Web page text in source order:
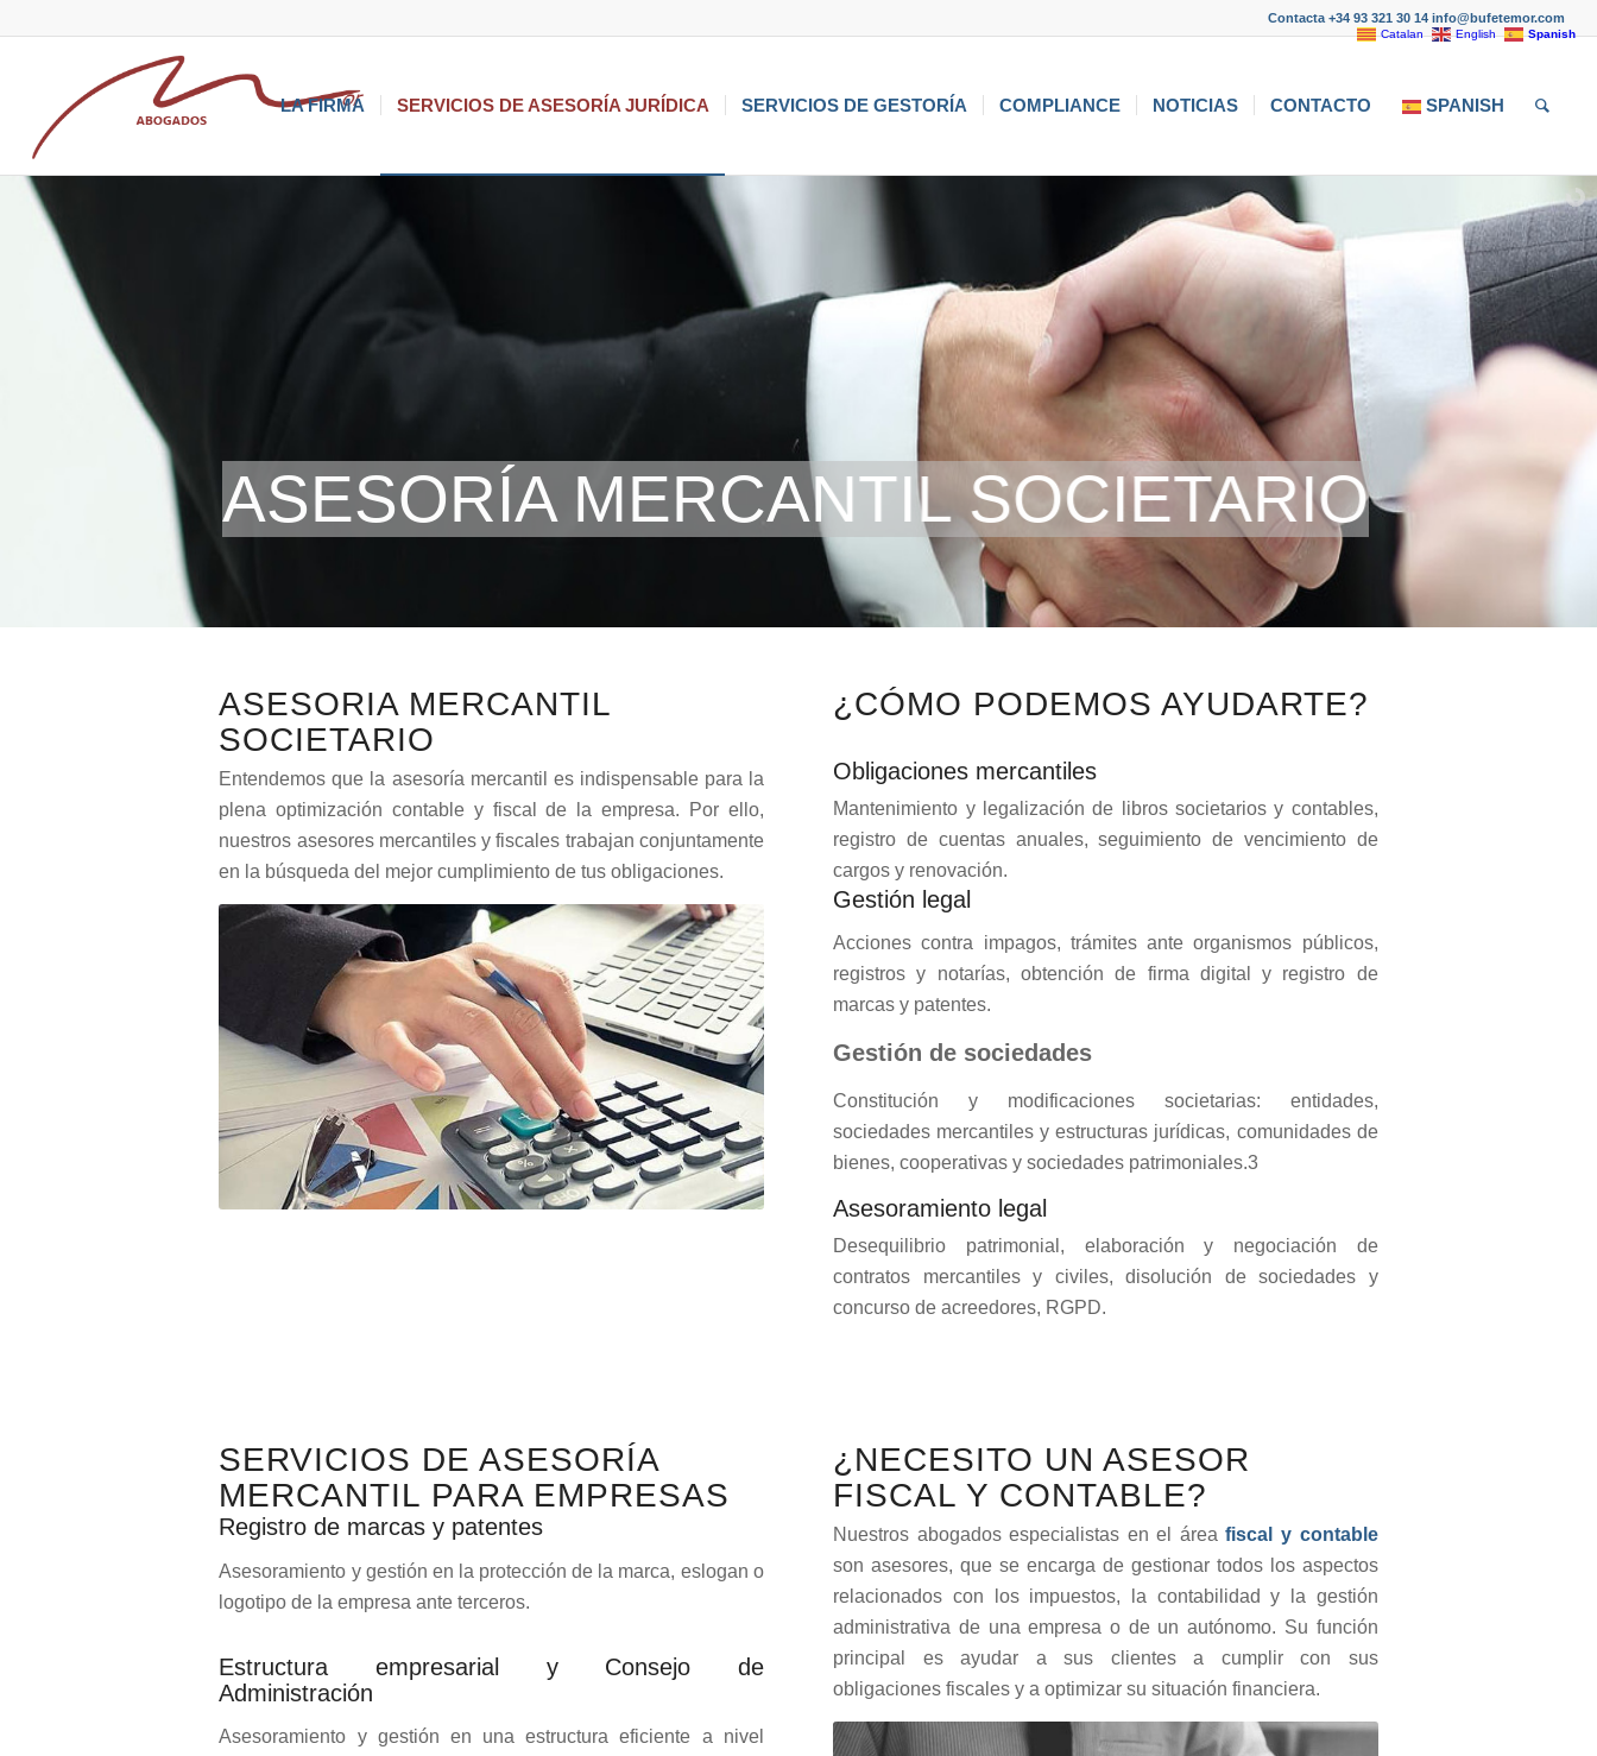
Contacta +34 93 321 30 14 info@bufetemor.com
LA FIRMA SERVICIOS DE ASESORÍA JURÍDICA SERVICIOS DE GESTORÍA COMPLIANCE NOTICIAS CONTACTO SPANISH
ASESORÍA MERCANTIL SOCIETARIO
ASESORIA MERCANTIL
SOCIETARIO
Entendemos que la asesoría mercantil es indispensable para la
plena optimización contable y fiscal de la empresa. Por ello,
nuestros asesores mercantiles y fiscales trabajan conjuntamente
en la búsqueda del mejor cumplimiento de tus obligaciones.
¿CÓMO PODEMOS AYUDARTE?
Obligaciones mercantiles
Mantenimiento y legalización de libros societarios y contables,
registro de cuentas anuales, seguimiento de vencimiento de
cargos y renovación.
Gestión legal
Acciones contra impagos, trámites ante organismos públicos,
registros y notarías, obtención de firma digital y registro de
marcas y patentes.
Gestión de sociedades
Constitución y modificaciones societarias: entidades,
sociedades mercantiles y estructuras jurídicas, comunidades de
bienes, cooperativas y sociedades patrimoniales.3
Asesoramiento legal
Desequilibrio patrimonial, elaboración y negociación de
contratos mercantiles y civiles, disolución de sociedades y
concurso de acreedores, RGPD.
SERVICIOS DE ASESORÍA
MERCANTIL PARA EMPRESAS
Registro de marcas y patentes
Asesoramiento y gestión en la protección de la marca, eslogan o
logotipo de la empresa ante terceros.
Estructura empresarial y Consejo de
Administración
Asesoramiento y gestión en una estructura eficiente a nivel
¿NECESITO UN ASESOR
FISCAL Y CONTABLE?
Nuestros abogados especialistas en el áreafiscal y contable
son asesores, que se encarga de gestionar todos los aspectos
relacionados con los impuestos, la contabilidad y la gestión
administrativa de una empresa o de un autónomo. Su función
principal es ayudar a sus clientes a cumplir con sus
obligaciones fiscales y a optimizar su situación financiera.
Catalan English Spanish